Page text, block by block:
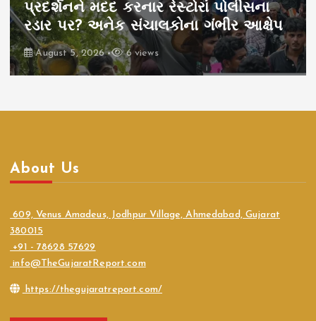
પ્રદર્શનને મદદ કરનાર રેસ્ટોરાં પોલીસના
રડાર પર? અનેક સંચાલકોના ગંભીર આક્ષેપ
August 5, 2026 6 views
About Us
609, Venus Amadeus, Jodhpur Village, Ahmedabad, Gujarat
380015
+91 - 78628 57629
info@TheGujaratReport.com
https://thegujaratreport.com/